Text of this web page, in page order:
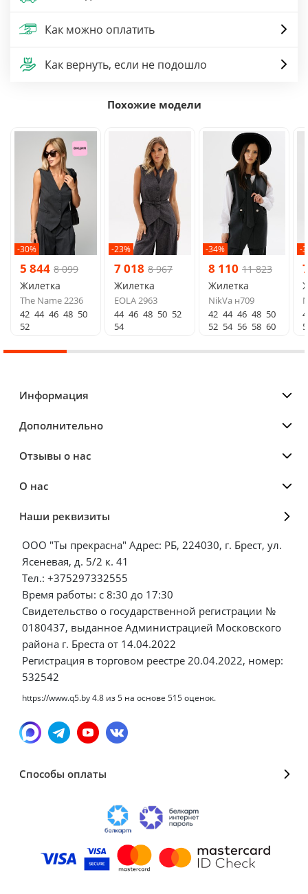
Как можно оплатить
Как вернуть, если не подошло
Похожие модели
-30%
5 844 8 099
Жилетка
The Name 2236
42 44 46 48 50
52
-23%
7 018 8 967
Жилетка
EOLA 2963
44 46 48 50 52
54
-34%
8 110 11 823
Жилетка
NikVa н709
42 44 46 48 50
52 54 56 58 60
-
Информация
Дополнительно
Отзывы о нас
О нас
Наши реквизиты
ООО "Ты прекрасна" Адрес: РБ, 224030, г. Брест, ул.
Ясеневая, д. 5/2 к. 41
Тел.: +375297332555
Время работы: с 8:30 до 17:30
Свидетельство о государственной регистрации №
0180437, выданное Администрацией Московского
района г. Бреста от 14.04.2022
Регистрация в торговом реестре 20.04.2022, номер:
532542
https://www.q5.by4.8 из5 на основе 515оценок.
Способы оплаты